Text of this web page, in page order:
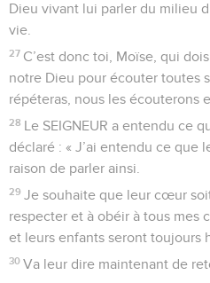
Dieu vivant lui parler du milieu
vie.
27 C’est donc toi, Moïse, qui
notre Dieu pour écouter toutes
répéteras, nous les écouterons
28 Le SEIGNEUR a entendu ce
déclaré : « J’ai entendu ce que
raison de parler ainsi.
29 Je souhaite que leur cœur
respecter et à obéir à tous mes
et leurs enfants seront toujours
30 Va leur dire maintenant de